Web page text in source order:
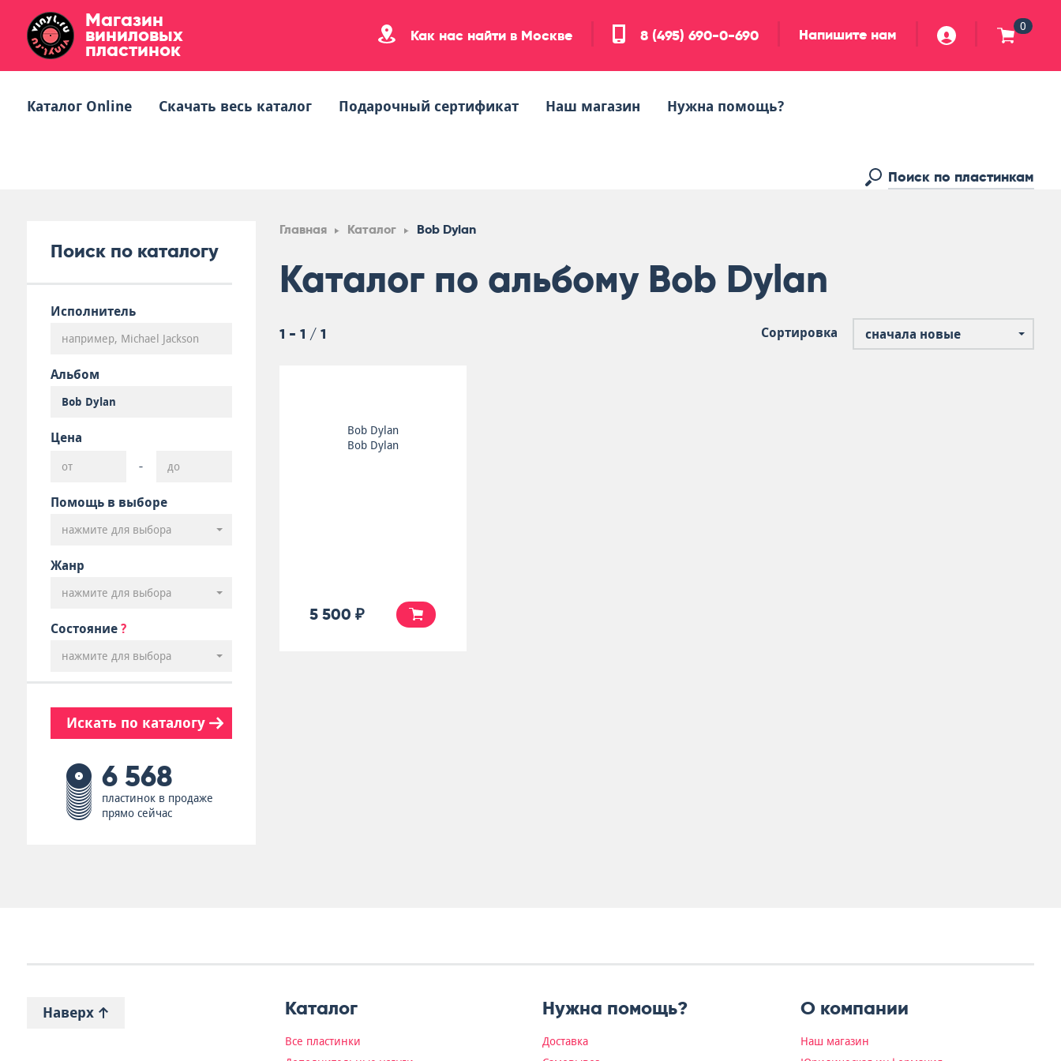
Магазин
виниловых
пластинок
Как нас найти в Москве 8 (495) 690-0-690 Напишите нам 0
Каталог Online Скачать весь каталог Подарочный сертификат Наш магазин Нужна помощь?
Поиск по каталогу
Исполнитель
Альбом
Цена
-
Помощь в выборе
нажмите для выбора
Жанр
нажмите для выбора
Состояние ?
нажмите для выбора
Искать по каталогу
6 568
пластинок в продаже
прямо сейчас
Главная Каталог Bob Dylan
Каталог по альбому Bob Dylan
1 - 1 / 1 Сортировка сначала новые
Bob Dylan
Bob Dylan
5 500 ₽
Наверх Каталог
Все пластинки
Нужна помощь?
Доставка
О компании
Наш магазин